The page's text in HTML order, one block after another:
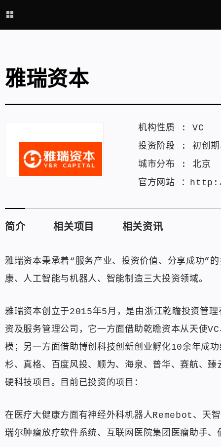
雅瑞资本
机构性质 : VC
投资阶段 : 初创期
城市分布 : 北京
官方网站 ：
简介 相关项目 相关资讯
雅瑞资本秉承着“服务产业、投资价值、分享成功”
康、人工智能与机器人、智能制造三大投资领域。
雅瑞资本创立于2015年5月，是由浙江乾瞻投资管
资及服务管理公司，它一方面借助乾瞻资本从天使
模；另一方面借助博创科技创新创业孵化10余年成
杉、真格、百度风投、顺为、海泉、普华、赛航、
硬科技项目。目前已投资的项目：
在医疗大健康方面有神经外科机器人Remebot、天
瑞尔肿瘤放疗软件系统、互联网医院集团医瘤助手